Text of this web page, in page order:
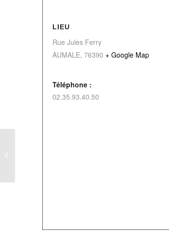
LIEU
Rue Jules Ferry
AUMALE, 76390 + Google Map
Téléphone :
02.35.93.40.50